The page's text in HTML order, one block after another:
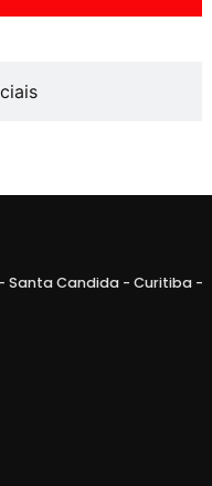
Santa Candida - Curitiba -